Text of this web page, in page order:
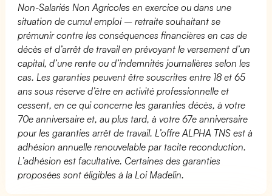
Non-Salariés Non Agricoles en exercice ou dans une
situation de cumul emploi – retraite souhaitant se
prémunir contre les conséquences financières en cas de
décès et d’arrêt de travail en prévoyant le versement d’un
capital, d’une rente ou d’indemnités journalières selon les
cas. Les garanties peuvent être souscrites entre 18 et 65
ans sous réserve d’être en activité professionnelle et
cessent, en ce qui concerne les garanties décès, à votre
70e anniversaire et, au plus tard, à votre 67e anniversaire
pour les garanties arrêt de travail. L’offre ALPHA TNS est à
adhésion annuelle renouvelable par tacite reconduction.
L’adhésion est facultative. Certaines des garanties
proposées sont éligibles à la Loi Madelin.